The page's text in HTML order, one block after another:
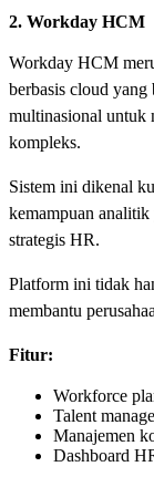
2. Workday HCM
Workday HCM
berbasis cloud yang
multinasional untuk
kompleks.
Sistem ini dikenal
kemampuan
strategis HR.
Platform ini tidak
membantu
Fitur:
Workforce
Talent
Manajemen
Dashboard